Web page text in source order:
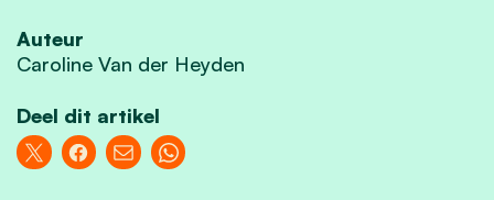
Auteur
Caroline Van der Heyden
Deel dit artikel